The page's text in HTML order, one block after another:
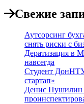
Свежие
Аутсорсинг
снять риски с
Дератизация в
навсегда
Студент ДонНТУ
стартап»
Денис Пушилин